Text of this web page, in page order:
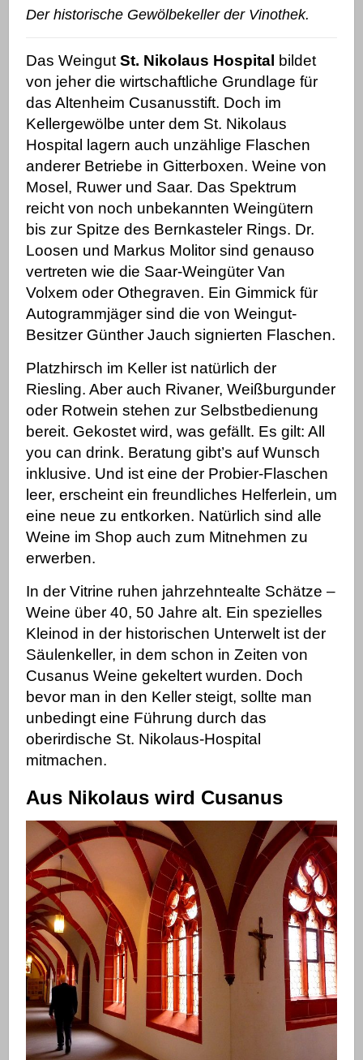
Der historische Gewölbekeller der Vinothek.
Das Weingut St. Nikolaus Hospital
bildet
von jeher die wirtschaftliche Grundlage für
das Altenheim Cusanusstift. Doch im
Kellergewölbe unter dem St. Nikolaus
Hospital lagern auch unzählige Flaschen
anderer Betriebe in Gitterboxen. Weine von
Mosel, Ruwer und Saar. Das Spektrum
reicht von noch unbekannten Weingütern
bis zur Spitze des Bernkasteler Rings. Dr.
Loosen und Markus Molitor sind genauso
vertreten wie die Saar-Weingüter Van
Volxem oder Othegraven. Ein Gimmick für
Autogrammjäger sind die von Weingut-
Besitzer Günther Jauch signierten Flaschen.
Platzhirsch im Keller ist natürlich der
Riesling. Aber auch Rivaner, Weißburgunder
oder Rotwein stehen zur Selbstbedienung
bereit. Gekostet wird, was gefällt. Es gilt: All
you can drink. Beratung gibt’s auf Wunsch
inklusive. Und ist eine der Probier-Flaschen
leer, erscheint ein freundliches Helferlein, um
eine neue zu entkorken. Natürlich sind alle
Weine im Shop auch zum Mitnehmen zu
erwerben.
In der Vitrine ruhen jahrzehntealte Schätze –
Weine über 40, 50 Jahre alt. Ein spezielles
Kleinod in der historischen Unterwelt ist der
Säulenkeller, in dem schon in Zeiten von
Cusanus Weine gekeltert wurden. Doch
bevor man in den Keller steigt, sollte man
unbedingt eine Führung durch das
oberirdische St. Nikolaus-Hospital
mitmachen.
Aus Nikolaus wird Cusanus